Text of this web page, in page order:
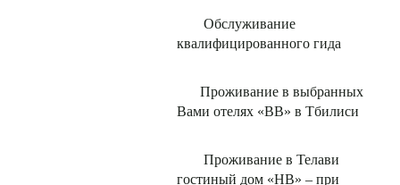
Обслуживание
квалифицированного гида
Проживание в выбранных
Вами отелях «ВВ» в Тбилиси
Проживание в Телави
гостиный дом «НВ» – при